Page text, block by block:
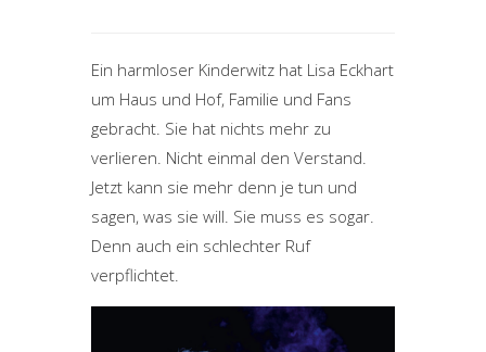
Ein harmloser Kinderwitz hat Lisa Eckhart
um Haus und Hof, Familie und Fans
gebracht. Sie hat nichts mehr zu
verlieren. Nicht einmal den Verstand.
Jetzt kann sie mehr denn je tun und
sagen, was sie will. Sie muss es sogar.
Denn auch ein schlechter Ruf
verpflichtet.